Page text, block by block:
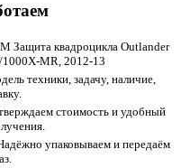
Защита квадроцикла Outlander
MR, 2012-13
техники, задачу, наличие,
стоимость и удобный
упаковываем и передаём